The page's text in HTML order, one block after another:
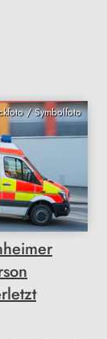
/ Symbolfoto